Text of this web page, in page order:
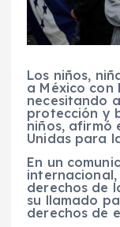
Los niños,
a México con
necesitando
protección y
niños, afirmó
Unidas para
En un
derechos de
su llamado
derechos de